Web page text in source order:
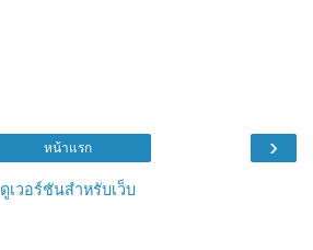
›
หน้าแรก
ดูเวอร์ชันสำหรับเว็บ